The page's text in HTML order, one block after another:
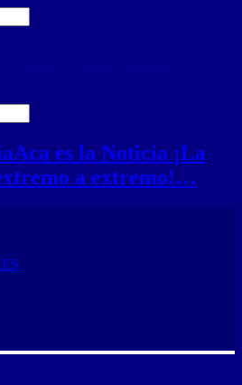
Aca es la Noticia ¡La
a extremo!…